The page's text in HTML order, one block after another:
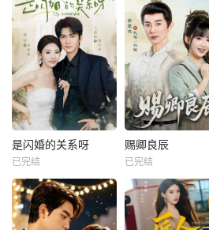
是闪婚的关系呀
已完结
赐卿良辰
已完结